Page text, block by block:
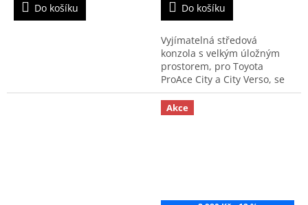
Do košíku Do košíku
Vyjímatelná středová
konzola s velkým úložným
prostorem, pro Toyota
ProAce City a City Verso, se
umísťuje mezi přední
sedačky.
Akce